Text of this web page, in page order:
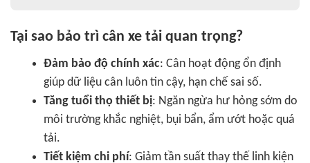
Tại sao bảo trì cân xe tải quan trọng?
Đảm bảo độ chính xác: Cân hoạt động ổn định
giúp dữ liệu cân luôn tin cậy, hạn chế sai số.
Tăng tuổi thọ thiết bị: Ngăn ngừa hư hỏng sớm do
môi trường khắc nghiệt, bụi bẩn, ẩm ướt hoặc quá
tải.
Tiết kiệm chi phí: Giảm tần suất thay thế linh kiện